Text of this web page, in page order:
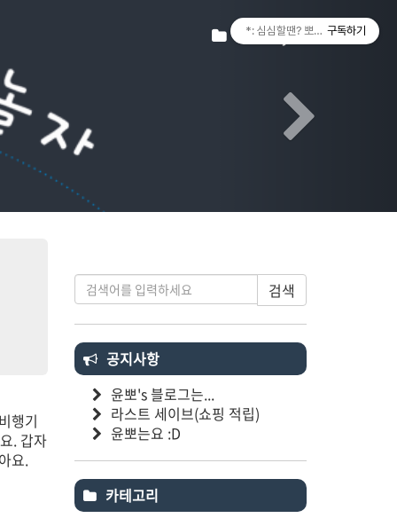
Tistory
Next
행기
. 갑자
요.
검색
공지사항
윤뽀's 블로그는...
라스트 세이브(쇼핑 적립)
윤뽀는요 :D
카테고리
*: 심심할땐? 뽀랑놀자! :*
구독하기